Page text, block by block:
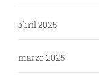
abril 2025
marzo 2025